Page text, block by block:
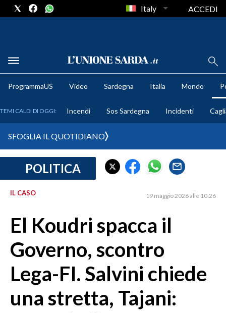
METEO
CRONACA SARDEGNA
MEDIO CAMPIDANO
ORISTANO E PROVINCIA
GALLURA
NUORO E PROVINCIA
OGLIASTRA
Italy ACCEDI
ProgrammaUS Video Sardegna Italia Mondo
TEMI CALDI DI OGGI: Incendi Sos Sardegna Incidenti
SFOGLIA IL QUOTIDIANO
POLITICA
IL CASO 19 maggio 2026 alle 10:26
El Koudri spacca il
Governo, scontro
Lega-FI. Salvini chiede
una stretta, Tajani: